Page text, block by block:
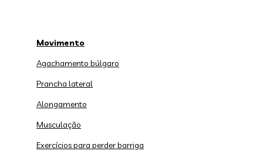
Movimento
Agachamento búlgaro
Prancha lateral
Alongamento
Musculação
Exercícios para perder barriga